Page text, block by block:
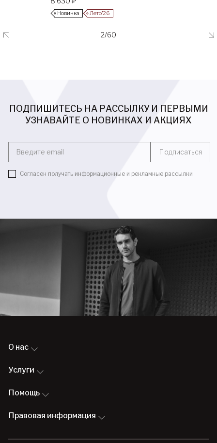
Новинка Лето’26
2/60
ПОДПИШИТЕСЬ НА РАССЫЛКУ И ПЕРВЫМИ
УЗНАВАЙТЕ О НОВИНКАХ И АКЦИЯХ
Введите email Подписаться
Согласен получать информационные и рекламные рассылки
О нас
Услуги
Помощь
Правовая информация